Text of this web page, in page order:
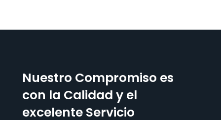
Nuestro Compromiso es
con la Calidad y el
excelente Servicio